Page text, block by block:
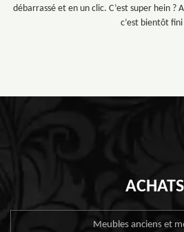
débarrassé et en un clic. C’est super hein ?
c’est bientôt fini
ACHATS
Meubles anciens et